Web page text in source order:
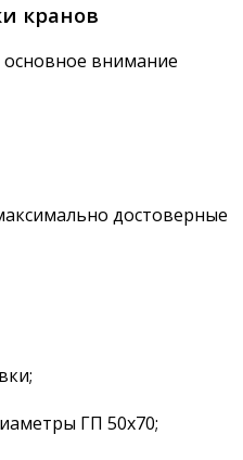
кранов
внимание
достоверные
ГП 50х70;